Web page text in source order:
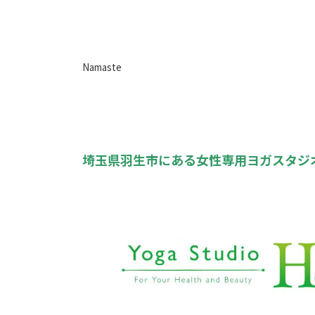
Namaste
埼玉県羽生市にある女性専用ヨガスタ